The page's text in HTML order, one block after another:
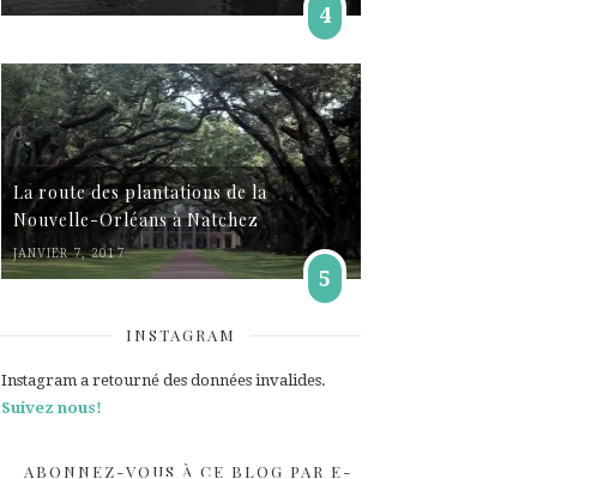
4
La route des plantations de la
Nouvelle-Orléans à Natchez
JANVIER 7, 2017
5
INSTAGRAM
Instagram a retourné des données invalides.
Suivez nous!
ABONNEZ-VOUS À CE BLOG PAR E-